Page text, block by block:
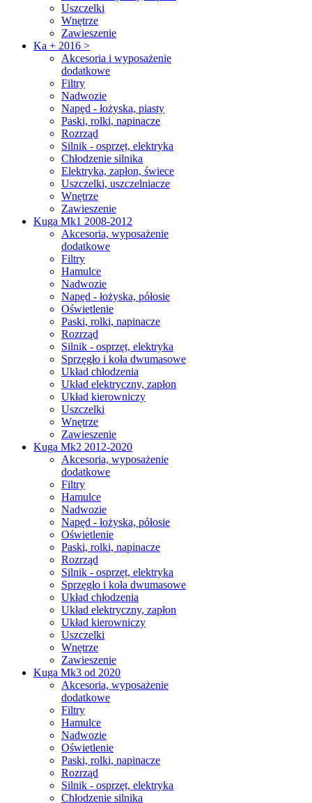
Uszczelki
Wnętrze
Zawieszenie
Ka + 2016 >
Akcesoria i wyposażenie
dodatkowe
Filtry
Nadwozie
Napęd - łożyska, piasty
Paski, rolki, napinacze
Rozrząd
Silnik - osprzęt, elektryka
Chłodzenie silnika
Elektryka, zapłon, świece
Uszczelki, uszczelniacze
Wnętrze
Zawieszenie
Kuga Mk1 2008-2012
Akcesoria, wyposażenie
dodatkowe
Filtry
Hamulce
Nadwozie
Napęd - łożyska, półosie
Oświetlenie
Paski, rolki, napinacze
Rozrząd
Silnik - osprzęt, elektryka
Sprzęgło i koła dwumasowe
Układ chłodzenia
Układ elektryczny, zapłon
Układ kierowniczy
Uszczelki
Wnętrze
Zawieszenie
Kuga Mk2 2012-2020
Akcesoria, wyposażenie
dodatkowe
Filtry
Hamulce
Nadwozie
Napęd - łożyska, półosie
Oświetlenie
Paski, rolki, napinacze
Rozrząd
Silnik - osprzęt, elektryka
Sprzęgło i koła dwumasowe
Układ chłodzenia
Układ elektryczny, zapłon
Układ kierowniczy
Uszczelki
Wnętrze
Zawieszenie
Kuga Mk3 od 2020
Akcesoria, wyposażenie
dodatkowe
Filtry
Hamulce
Nadwozie
Oświetlenie
Paski, rolki, napinacze
Rozrząd
Silnik - osprzęt, elektryka
Chłodzenie silnika